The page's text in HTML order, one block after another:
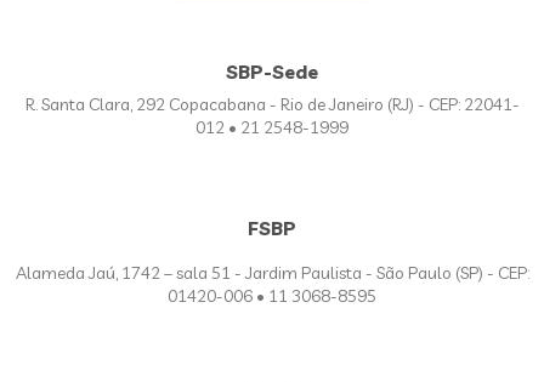
SBP-Sede
R. Santa Clara, 292 Copacabana - Rio de Janeiro (RJ) - CEP: 22041-
012 • 21 2548-1999
FSBP
Alameda Jaú, 1742 – sala 51 - Jardim Paulista - São Paulo (SP) - CEP:
01420-006 • 11 3068-8595